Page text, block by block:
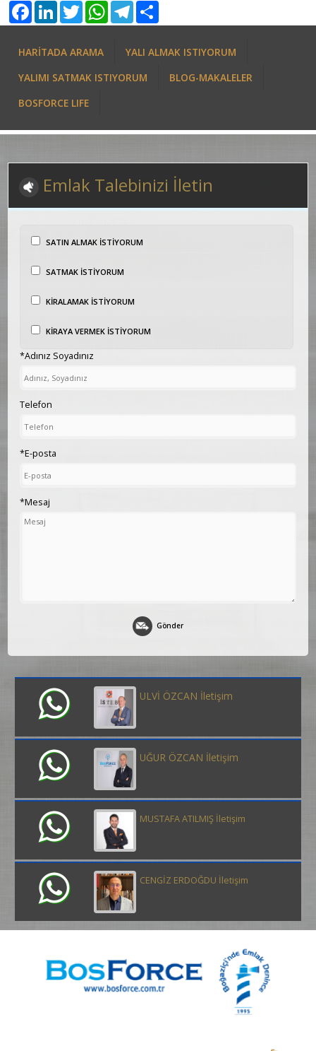
HARİTADA ARAMA
YALI ALMAK ISTIYORUM
YALIMI SATMAK ISTIYORUM
BLOG-MAKALELER
BOSFORCE LIFE
Emlak Talebinizi İletin
SATIN ALMAK İSTİYORUM
SATMAK İSTİYORUM
KİRALAMAK İSTİYORUM
KİRAYA VERMEK İSTİYORUM
*Adınız Soyadınız
Telefon
*E-posta
*Mesaj
Gönder
ULVİ ÖZCAN İletişim
UĞUR ÖZCAN İletişim
MUSTAFA ATILMIŞ İletişim
CENGİZ ERDOĞDU İletişim
FacebookLinkedInTwitter WhatsAppTelegram